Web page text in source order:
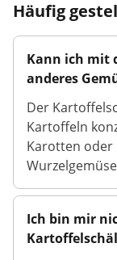
Häufig
Kann ich mit
anderes
Der
Kartoffeln
Karotten oder
Ich bin mir